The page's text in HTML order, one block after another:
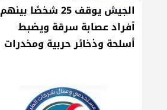
الجيش يوقف 25 شخصًا بينهم
أفراد عصابة سرقة ويضبط
أسلحة وذخائر حربية ومخدرات